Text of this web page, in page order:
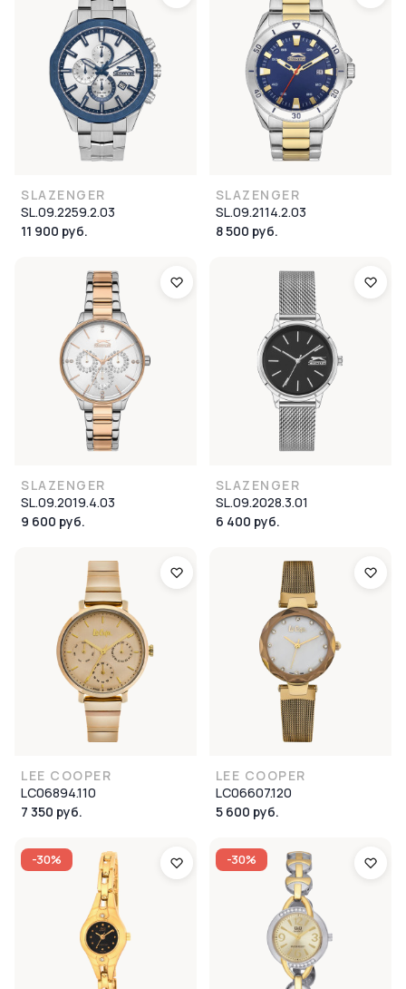
SLAZENGER
SL.09.2259.2.03
11 900 руб.
SLAZENGER
SL.09.2114.2.03
8 500 руб.
SLAZENGER
SL.09.2019.4.03
9 600 руб.
SLAZENGER
SL.09.2028.3.01
6 400 руб.
LEE COOPER
LC06894.110
7 350 руб.
LEE COOPER
LC06607.120
5 600 руб.
-30% -30%